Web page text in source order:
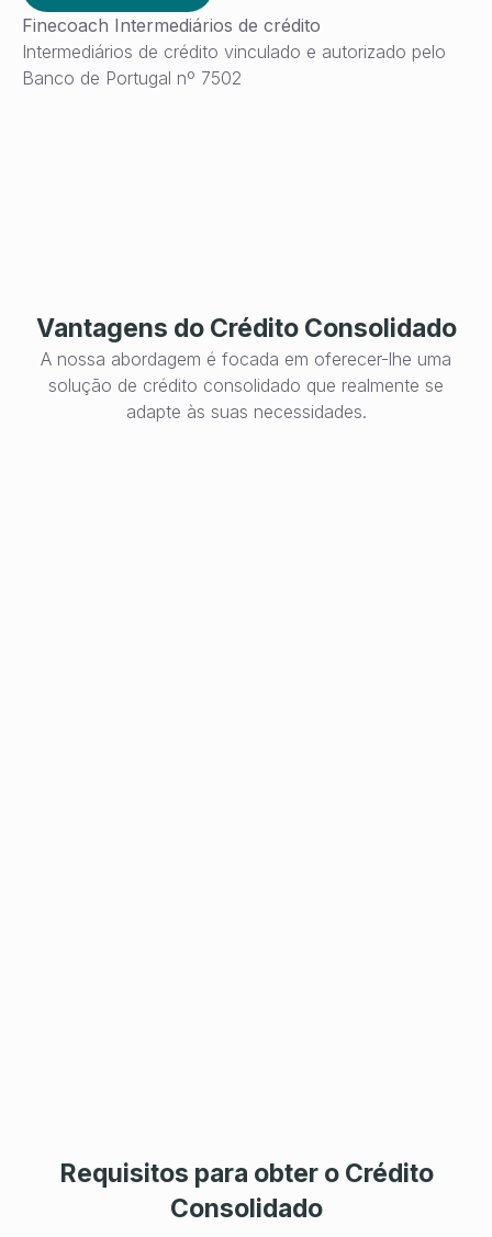
Finecoach Intermediários de crédito
Intermediários de crédito vinculado e autorizado pelo
Banco de Portugal nº 7502
Vantagens do Crédito Consolidado
A nossa abordagem é focada em oferecer-lhe uma
solução de crédito consolidado que realmente se
adapte às suas necessidades.
Requisitos para obter o Crédito
Consolidado